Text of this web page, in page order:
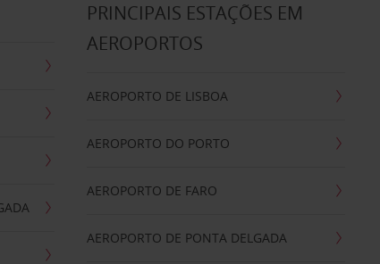
PRINCIPAIS ESTAÇÕES EM
AEROPORTOS
AEROPORTO DE LISBOA
AEROPORTO DO PORTO
AEROPORTO DE FARO
AEROPORTO DE PONTA DELGADA